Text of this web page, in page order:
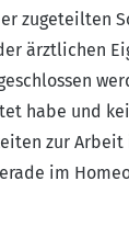
zugeteilten
ärztlichen
habe und
zur Arbeit
im